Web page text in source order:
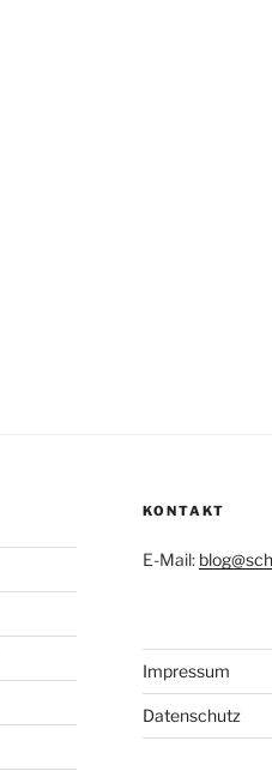
KONTAKT
E-Mail:
Impressum
Datenschutz